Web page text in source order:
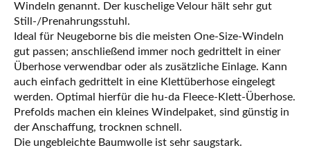
Windeln genannt. Der kuschelige Velour hält sehr gut
Still-/Prenahrungsstuhl.
Ideal für Neugeborne bis die meisten One-Size-Windeln
gut passen; anschließend immer noch gedrittelt in einer
Überhose verwendbar oder als zusätzliche Einlage. Kann
auch einfach gedrittelt in eine Klettüberhose eingelegt
werden. Optimal hierfür die hu-da Fleece-Klett-Überhose.
Prefolds machen ein kleines Windelpaket, sind günstig in
der Anschaffung, trocknen schnell.
Die ungebleichte Baumwolle ist sehr saugstark.